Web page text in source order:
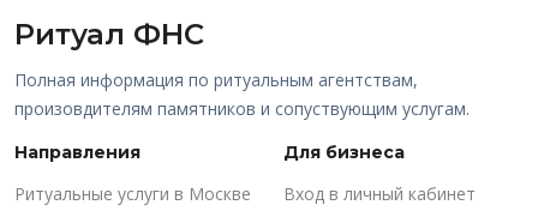
Ритуал ФНС
Полная информация по ритуальным агентствам,
произовдителям памятников и сопуствующим услугам.
Направления
Ритуальные услуги в Москве
Для бизнеса
Вход в личный кабинет